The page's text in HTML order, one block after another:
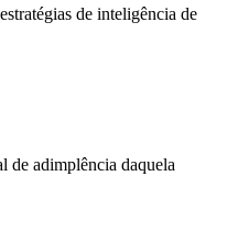
de inteligência de
de adimplência daquela